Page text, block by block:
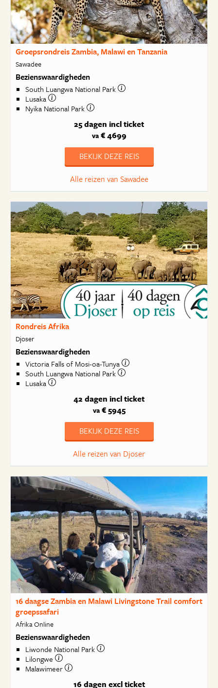
Groepsrondreis Zambia, Malawi en Tanzania
Sawadee
Bezienswaardigheden
South Luangwa National Park
Lusaka
Nyika National Park
25 dagen incl ticket
va€ 4699
BEKIJK DEZE REIS
Alle reizen van Sawadee
Rondreis Afrika
Djoser
Bezienswaardigheden
Victoria Falls of Mosi-oa-Tunya
South Luangwa National Park
Lusaka
42 dagen incl ticket
va€ 5945
BEKIJK DEZE REIS
Alle reizen van Djoser
16 daagse Zambia en Malawi Livingstone Trail comfort
groepssafari
Afrika Online
Bezienswaardigheden
Liwonde National Park
Lilongwe
Malawimeer
16 dagen excl ticket